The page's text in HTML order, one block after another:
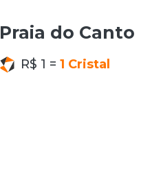
Praia do Canto
R$ 1 = 1 Cristal